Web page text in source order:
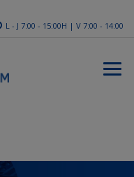
L - J 7:00 - 15:00H | V 7:00 - 14:00